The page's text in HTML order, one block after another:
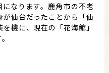
なります。鹿角市の不老
仙台だったことから「仙
機に、現在の「花海館」